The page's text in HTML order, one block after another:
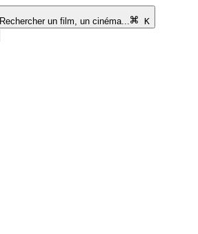
Rechercher un film, un cinéma...
K